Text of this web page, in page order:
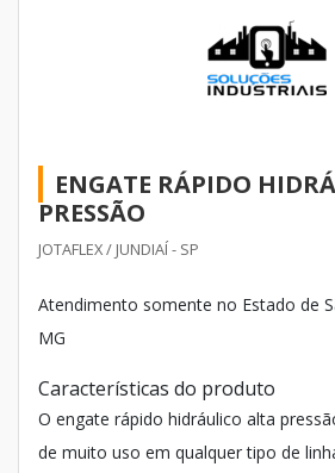
ENGATE RÁPIDO
PRESSÃO
JOTAFLEX / JUNDIAÍ - SP
Atendimento somente no Estado de
MG
Características do produto
O engate rápido hidráulico alta
de muito uso em qualquer tipo de